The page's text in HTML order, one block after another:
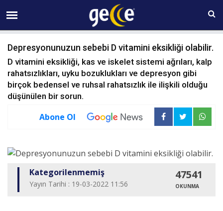
06 AĞUSTOS Perşembe 23:02
Depresyonunuzun sebebi D vitamini eksikliği olabilir.
D vitamini eksikliği, kas ve iskelet sistemi ağrıları, kalp
rahatsızlıkları, uyku bozuklukları ve depresyon gibi
birçok bedensel ve ruhsal rahatsızlık ile ilişkili olduğu
düşünülen bir sorun.
Abone Ol
Kategorilenmemiş
Yayın Tarihi : 19-03-2022 11:56
47541
OKUNMA